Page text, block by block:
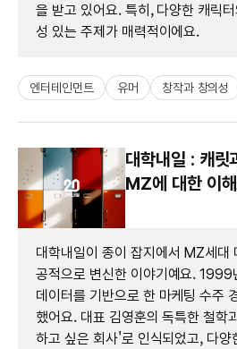
을 받고 있어요. 특히, 다양한 캐릭
성 있는 주제가 매력적이에요.
엔터테인먼트 유머 창작과 창의성
대학내일 : 캐
MZ에 대한 이
대학내일이 종이 잡지에서 MZ세대
공적으로 변신한 이야기예요. 1999
데이터를 기반으로 한 마케팅 수주
했어요. 대표 김영훈의 독특한 철학
하고 싶은 회사'로 인식되었고, 다양